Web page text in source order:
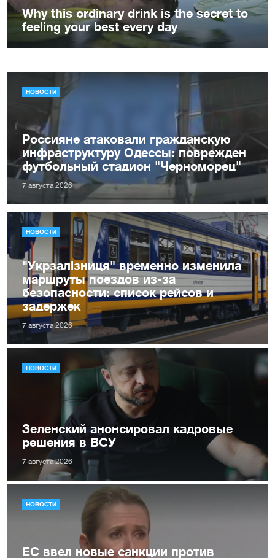
НОВОСТИ
Россияне атаковали гражданскую
инфраструктуру Одессы: поврежден
футбольный стадион "Черноморец"
7 августа 2026
НОВОСТИ
"Укрзалізниця" временно изменила
маршруты поездов из-за
безопасности: список рейсов и
задержек
7 августа 2026
НОВОСТИ
Зеленский анонсировал кадровые
решения в ВСУ
7 августа 2026
НОВОСТИ
ЕС ввел новые санкции против